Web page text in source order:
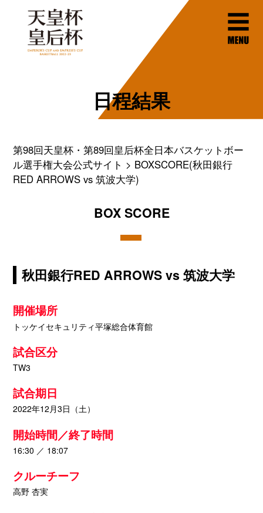
日程結果
第98回天皇杯・第89回皇后杯全日本バスケットボー
ル選手権大会公式サイト
BOXSCORE(秋田銀行
RED ARROWS vs 筑波大学)
BOX SCORE
秋田銀行RED ARROWS vs 筑波大学
開催場所
トッケイセキュリティ平塚総合体育館
試合区分
TW3
試合期日
2022年12月3日（土）
開始時間／終了時間
16:30 ／ 18:07
クルーチーフ
高野 杏実